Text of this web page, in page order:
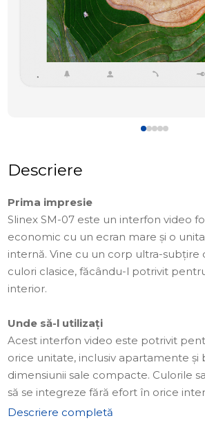
Descriere
Prima impresie
Slinex SM-07 este un interfon video
economic cu un ecran mare și o
internă. Vine cu un corp ultra-subțire
culori clasice, făcându-l potrivit
interior.
Unde să-l utilizați
Acest interfon video este potrivit
orice unitate, inclusiv apartamente și
dimensiunii sale compacte. Culorile
să se integreze fără efort în orice
Descriere completă